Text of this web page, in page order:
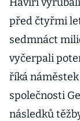
před čtyřmi
sedmnáct
vyčerpali
říká
společnosti
následků